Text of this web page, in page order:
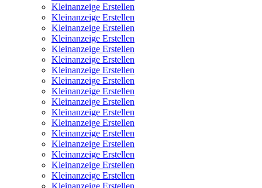
Kleinanzeige Erstellen
Kleinanzeige Erstellen
Kleinanzeige Erstellen
Kleinanzeige Erstellen
Kleinanzeige Erstellen
Kleinanzeige Erstellen
Kleinanzeige Erstellen
Kleinanzeige Erstellen
Kleinanzeige Erstellen
Kleinanzeige Erstellen
Kleinanzeige Erstellen
Kleinanzeige Erstellen
Kleinanzeige Erstellen
Kleinanzeige Erstellen
Kleinanzeige Erstellen
Kleinanzeige Erstellen
Kleinanzeige Erstellen
Kleinanzeige Erstellen